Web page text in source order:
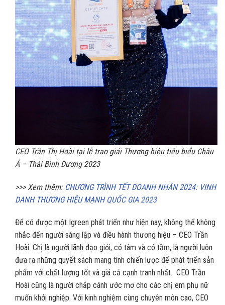
CEO Trần Thị Hoài tại lễ trao giải Thương hiệu tiêu biểu Châu
Á – Thái Bình Dương 2023
>>> Xem thêm: CHƯƠNG TRÌNH TẾT DOANH NHÂN 2024: VINH
DANH THƯƠNG HIỆU MẠNH QUỐC GIA 2023
Để có được một Igreen phát triển như hiện nay, không thể không
nhắc đến người sáng lập và điều hành thương hiệu – CEO Trần
Hoài. Chị là người lãnh đạo giỏi, có tâm và có tầm, là người luôn
đưa ra những quyết sách mang tính chiến lược để phát triển sản
phẩm với chất lượng tốt và giá cả cạnh tranh nhất. CEO Trần
Hoài cũng là người chắp cánh ước mơ cho các chị em phụ nữ
muốn khởi nghiệp. Với kinh nghiệm cùng chuyên môn cao, CEO